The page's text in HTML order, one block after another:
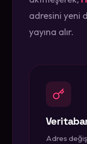
adresini yeni
yayına alır.
Adres